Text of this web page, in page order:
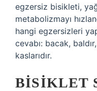
egzersiz bisikleti,
metabolizmayı
hangi egzersizleri
cevabı: bacak,
kaslarıdır.
BISIKLET